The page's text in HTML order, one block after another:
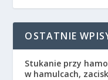
OSTATNIE
Stukanie przy
w hamulcach,